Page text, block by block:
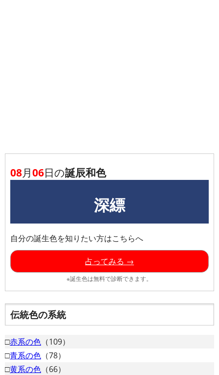
08月06日の誕辰和色
深縹
自分の誕生色を知りたい方はこちらへ
占ってみる →
※誕生色は無料で診断できます。
伝統色の系統
□赤系の色 （109）
□青系の色 （78）
□黄系の色 （66）